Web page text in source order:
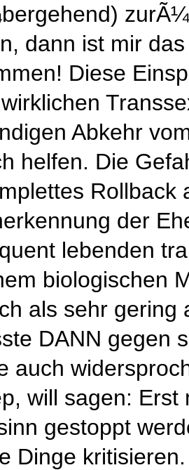
dann ist mir
Diese
Abkehr
helfen. Die
Rollback
der
lebenden
biologischen
als sehr gering
DANN gegen
auch
will sagen: Erst
gestoppt
Dinge kritisieren.